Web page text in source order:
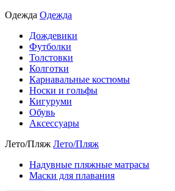
Одежда Одежда
Дождевики
Футболки
Толстовки
Колготки
Карнавальные костюмы
Носки и гольфы
Кигуруми
Обувь
Аксессуары
Лето/Пляж Лето/Пляж
Надувные пляжные матрасы
Маски для плавания